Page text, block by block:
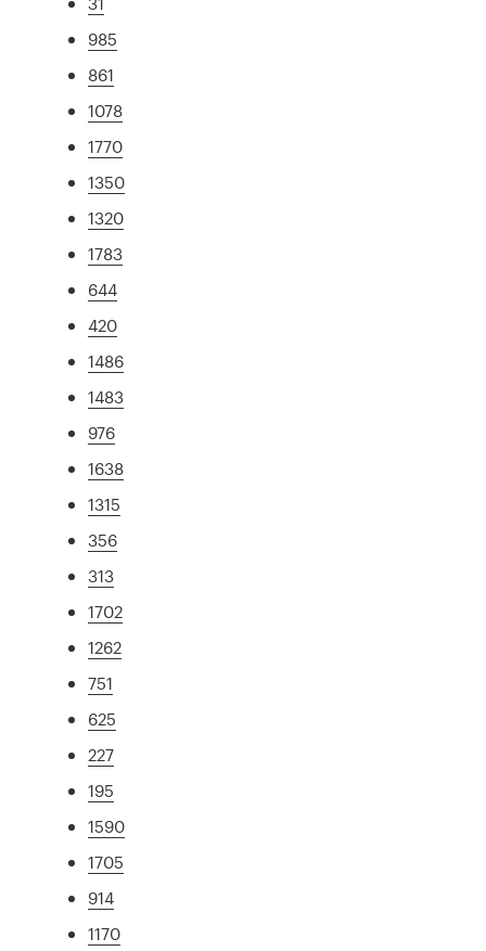
985
861
1078
1770
1350
1320
1783
644
420
1486
1483
976
1638
1315
356
313
1702
1262
751
625
227
195
1590
1705
914
1170